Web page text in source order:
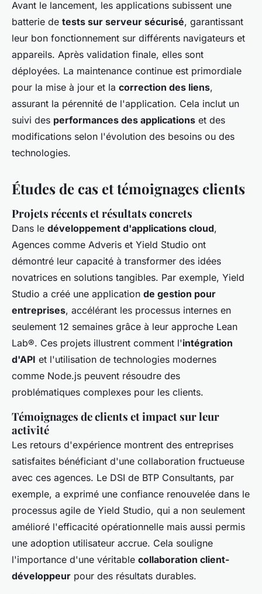
Avant le lancement, les applications subissent une
batterie de tests sur serveur sécurisé, garantissant
leur bon fonctionnement sur différents navigateurs et
appareils. Après validation finale, elles sont
déployées. La maintenance continue est primordiale
pour la mise à jour et la correction des liens,
assurant la pérennité de l'application. Cela inclut un
suivi des performances des applications et des
modifications selon l'évolution des besoins ou des
technologies.
Études de cas et témoignages clients
Projets récents et résultats concrets
Dans le développement d'applications cloud,
Agences comme Adveris et Yield Studio ont
démontré leur capacité à transformer des idées
novatrices en solutions tangibles. Par exemple, Yield
Studio a créé une application de gestion pour
entreprises, accélérant les processus internes en
seulement 12 semaines grâce à leur approche Lean
Lab®. Ces projets illustrent comment l'intégration
d'API et l'utilisation de technologies modernes
comme Node.js peuvent résoudre des
problématiques complexes pour les clients.
Témoignages de clients et impact sur leur
activité
Les retours d'expérience montrent des entreprises
satisfaites bénéficiant d'une collaboration fructueuse
avec ces agences. Le DSI de BTP Consultants, par
exemple, a exprimé une confiance renouvelée dans le
processus agile de Yield Studio, qui a non seulement
amélioré l'efficacité opérationnelle mais aussi permis
une adoption utilisateur accrue. Cela souligne
l'importance d'une véritable collaboration client-
développeur pour des résultats durables.